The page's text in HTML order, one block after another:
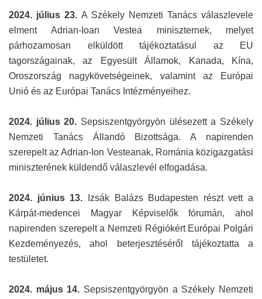
2024. július 23. A Székely Nemzeti Tanács válaszlevele
elment Adrian-Ioan Vestea miniszternek, melyet
párhozamosan elküldött tájékoztatásul az EU
tagországainak, az Egyesült Államok, Kanada, Kína,
Oroszország nagykövetségeinek, valamint az Európai
Unió és az Európai Tanács Intézményeihez.
2024. július 20. Sepsiszentgyörgyön ülésezett a Székely
Nemzeti Tanács Állandó Bizottsága. A napirenden
szerepelt az Adrian-Ion Vesteanak, Románia közigazgatási
miniszterének küldendő válaszlevél elfogadása.
2024. június 13. Izsák Balázs Budapesten részt vett a
Kárpát-medencei Magyar Képviselők fórumán, ahol
napirenden szerepelt a Nemzeti Régiókért Európai Polgári
Kezdeményezés, ahol beterjesztéséről tájékoztatta a
testületet.
2024. május 14. Sepsiszentgyörgyön a Székely Nemzeti